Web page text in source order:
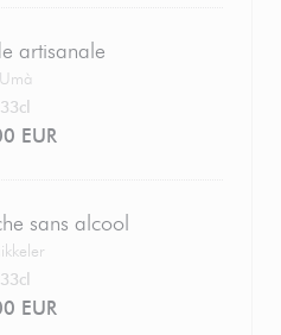
artisanale
Umà
EUR
33cl
sans alcool
EUR
33cl